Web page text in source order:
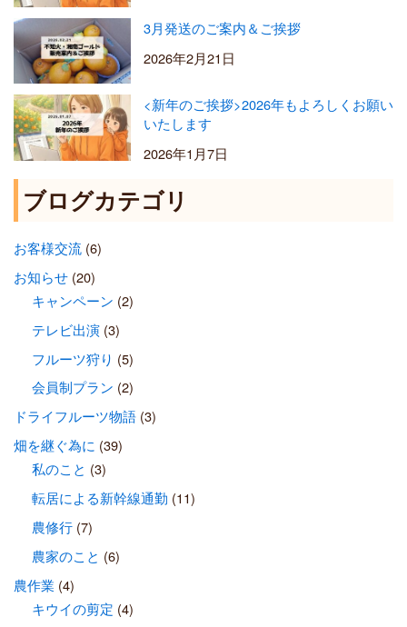
3月発送のご案内＆ご挨拶
2026年2月21日
<新年のご挨拶>2026年もよろしくお願い
いたします
2026年1月7日
ブログカテゴリ
お客様交流(6)
お知らせ(20)
キャンペーン (2)
テレビ出演(3)
フルーツ狩り (5)
会員制プラン (2)
ドライフルーツ物語(3)
畑を継ぐ為に (39)
私のこと (3)
転居による新幹線通勤 (11)
農修行(7)
農家のこと (6)
農作業 (4)
キウイの剪定 (4)